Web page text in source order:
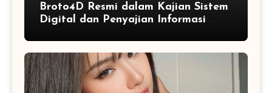
Broto4D Resmi dalam Kajian Sistem
Digital dan Penyajian Informasi